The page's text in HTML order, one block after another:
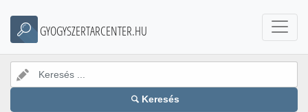
GYOGYSZERTARCENTER.HU
Keresés